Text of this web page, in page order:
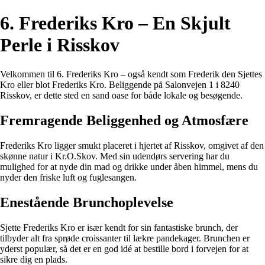
6. Frederiks Kro – En Skjult
Perle i Risskov
Velkommen til 6. Frederiks Kro – også kendt som Frederik den Sjettes
Kro eller blot Frederiks Kro. Beliggende på Salonvejen 1 i 8240
Risskov, er dette sted en sand oase for både lokale og besøgende.
Fremragende Beliggenhed og Atmosfære
Frederiks Kro ligger smukt placeret i hjertet af Risskov, omgivet af den
skønne natur i Kr.O.Skov. Med sin udendørs servering har du
mulighed for at nyde din mad og drikke under åben himmel, mens du
nyder den friske luft og fuglesangen.
Enestående Brunchoplevelse
Sjette Frederiks Kro er især kendt for sin fantastiske brunch, der
tilbyder alt fra sprøde croissanter til lækre pandekager. Brunchen er
yderst populær, så det er en god idé at bestille bord i forvejen for at
sikre dig en plads.